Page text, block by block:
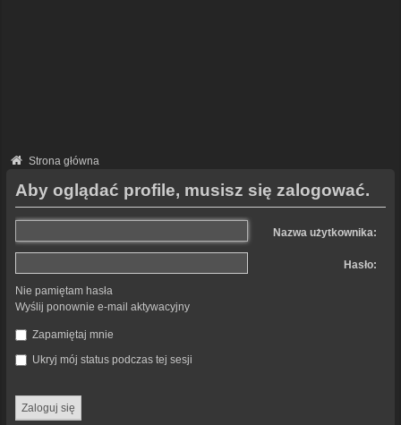
Strona główna
Aby oglądać profile, musisz się zalogować.
Nazwa użytkownika:
Hasło:
Nie pamiętam hasła
Wyślij ponownie e-mail aktywacyjny
Zapamiętaj mnie
Ukryj mój status podczas tej sesji